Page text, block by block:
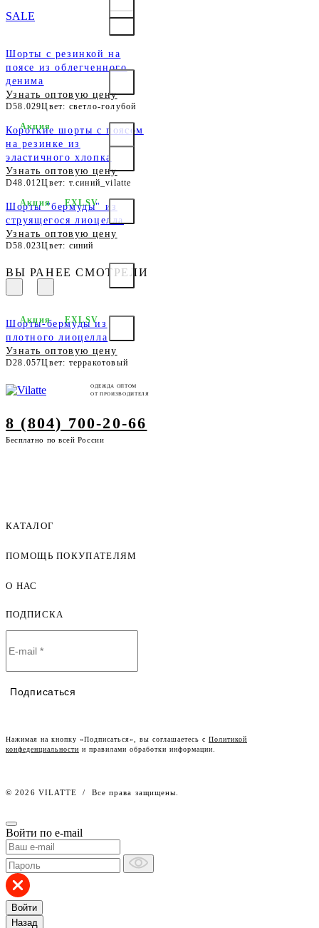
Шорты с резинкой на
поясе из облегченного
денима
Узнать оптовую цену
D58.029Цвет: светло-голубой
SALE
Короткие шорты с поясом
на резинке из
эластичного хлопка
Узнать оптовую цену
D48.012Цвет: т.синий_vilatte
Акция
Шорты "бермуды" из
струящегося лиоцелла
Узнать оптовую цену
D58.023Цвет: синий
Акция EXLSV
ВЫ РАНЕЕ СМОТРЕЛИ
Шорты-бермуды из
плотного лиоцелла
Узнать оптовую цену
D28.057Цвет: терракотовый
Акция EXLSV
ОДЕЖДА ОПТОМ
ОТ ПРОИЗВОДИТЕЛЯ
8 (804) 700-20-66
Бесплатно по всей России
КАТАЛОГ
Женская одежда оптом
Мужская одежда оптом
ПОМОЩЬ ПОКУПАТЕЛЯМ
Оплата и доставка
Договор-оферта
Условия сотрудничества
О НАС
Lookbook
Работа в компании
ПОДПИСКА
Подписаться
Нажимая на кнопку «Подписаться», вы соглашаетесь с Политикой
конфеденциальности и правилами обработки информации.
© 2026 VILATTE / Все права защищены.
Войти по e-mail
Войти
Назад